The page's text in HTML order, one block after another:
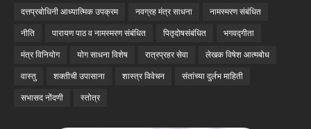
दत्तप्रबोधिनी आध्यात्मिक उपक्रम नवग्रह मंत्र साधना नामस्मरण संबंधित
नीति पारायण पाठ व नामस्मरण संबंधित पितृदोषसंबंधित भगवद्गीता
मंत्र विनियोग योग साधना विशेष रात्रप्रहर सेवा लेखक विषेश आत्मबोध
वास्तु शक्तीची उपासाना शास्त्र विवेचन संतांच्या दुर्लभ माहिती
सभासद नोंदणी स्तोत्र